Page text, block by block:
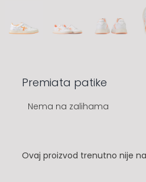
Premiata patike
Nema na zalihama
Ovaj proizvod trenutno nije